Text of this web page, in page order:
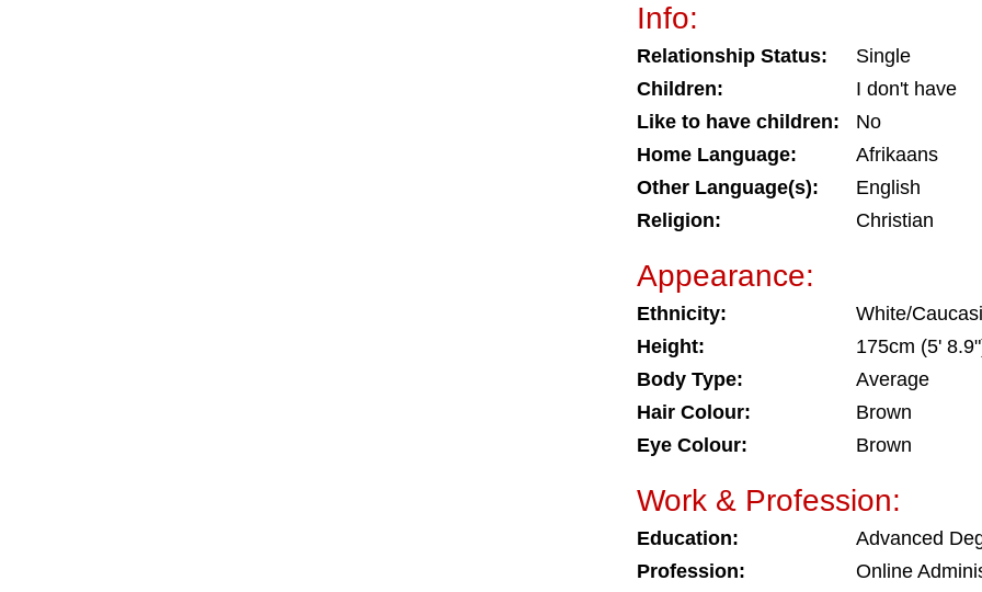
Info:
Relationship Status:
Single
Children:
I don't have
Like to have children:
No
Home Language:
Afrikaans
Other Language(s):
English
Religion:
Christian
Appearance:
Ethnicity:
White/
Height:
175cm (5'
Body Type:
Average
Hair Colour:
Brown
Eye Colour:
Brown
Work & Profession:
Education:
Advanced
Profession:
Online